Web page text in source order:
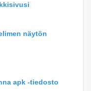
näytön
apk -tiedosto